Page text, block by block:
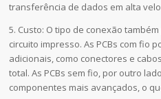
transferência de dados em alta
5. Custo: O tipo de conexão
circuito impresso. As PCBs com fio
adicionais, como conectores e
total. As PCBs sem fio, por outro
componentes mais avançados, o